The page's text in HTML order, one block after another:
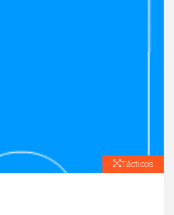
Tácticos